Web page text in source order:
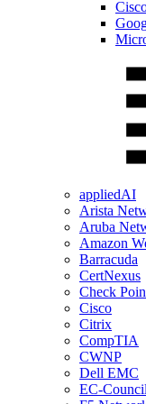
appliedAI
Arista
Aruba
Amazon
Barracuda
CertNexus
Check
Cisco
Citrix
CompTIA
CWNP
Dell EMC
EC-Council